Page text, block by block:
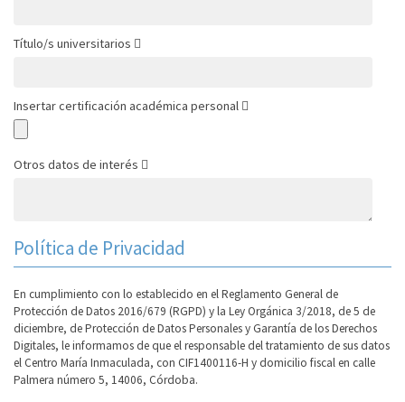
Título/s universitarios
Insertar certificación académica personal
Otros datos de interés
Política de Privacidad
En cumplimiento con lo establecido en el Reglamento General de
Protección de Datos 2016/679 (RGPD) y la Ley Orgánica 3/2018, de 5 de
diciembre, de Protección de Datos Personales y Garantía de los Derechos
Digitales, le informamos de que el responsable del tratamiento de sus datos
el Centro María Inmaculada, con CIF1400116-H y domicilio fiscal en calle
Palmera número 5, 14006, Córdoba.